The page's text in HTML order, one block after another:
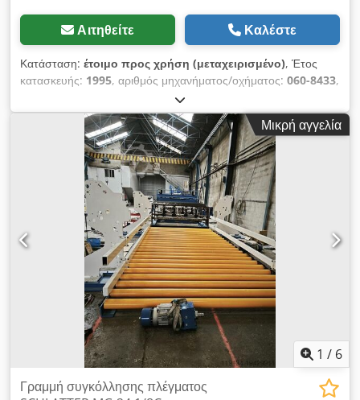
Αιτηθείτε Καλέστε
Κατάσταση: έτοιμο προς χρήση (μεταχειρισμένο), Έτος
κατασκευής: 1995, αριθμός μηχανήματος/οχήματος: 060-8433,
Διαδρομή κοπής: 3.500 mm Διαδρομή στήριξης: 3.800 mm
Διαδρομή γέφυρας: 3.500 mm Ρύθμιση ύψους: 400 mm
Dsdpfxjzl Hhvs Alfock Διάμετρος δίσκου κοπής: 625 mm
Μέγιστο βάθος κοπής: 210 mm Κινητήρας για την κίνηση του
δίσκου κοπής: 12 kW, 2 ταχύτητες, 950 και 1.450 στροφές ανά
λεπτό Περιστρεφόμενη βάση Λέιζερ
Μικρή αγγελία
1 / 6
Γραμμή συγκόλλησης πλέγματος